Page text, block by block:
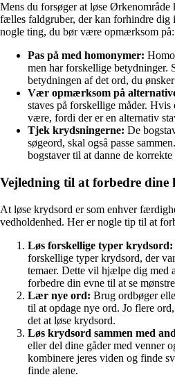
Mens du forsøger at løse
fælles faldgruber, der kan forhindre dig
nogle ting, du bør være opmærksom på:
Pas på med homonymer:
men har forskellige betydninger.
betydningen af det ord, du
Vær opmærksom på
staves på forskellige måder. Hvis
være, fordi der er en alternativ
Tjek krydsningerne: De
søgeord, skal også passe
bogstaver til at danne de korrekte
Vejledning til at forbedre dine
At løse krydsord er som enhver
vedholdenhed. Her er nogle tip til at
Løs forskellige typer krydsord:
forskellige typer krydsord, der
temaer. Dette vil hjælpe dig med
forbedre din evne til at se
Lær nye ord: Brug ordbøger
til at opdage nye ord. Jo flere
det at løse krydsord.
Løs krydsord sammen med
eller del dine gåder med venner
kombinere jeres viden og finde
finde alene.